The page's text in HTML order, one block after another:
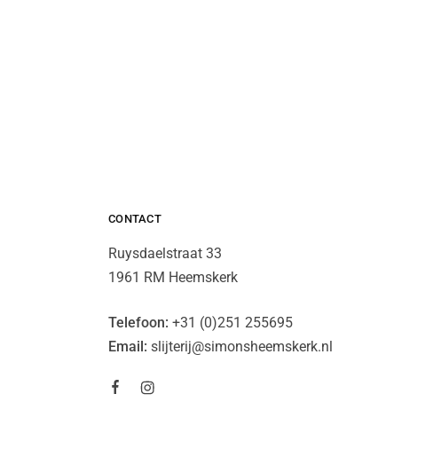
CONTACT
Ruysdaelstraat 33
1961 RM Heemskerk
Telefoon: +31 (0)251 255695
Email: slijterij@simonsheemskerk.nl